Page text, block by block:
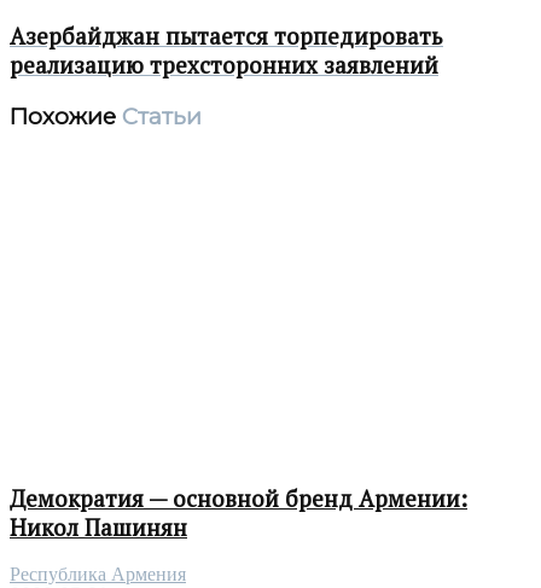
Азербайджан пытается торпедировать
реализацию трехсторонних заявлений
Похожие Статьи
Демократия — основной бренд Армении:
Никол Пашинян
Республика Армения